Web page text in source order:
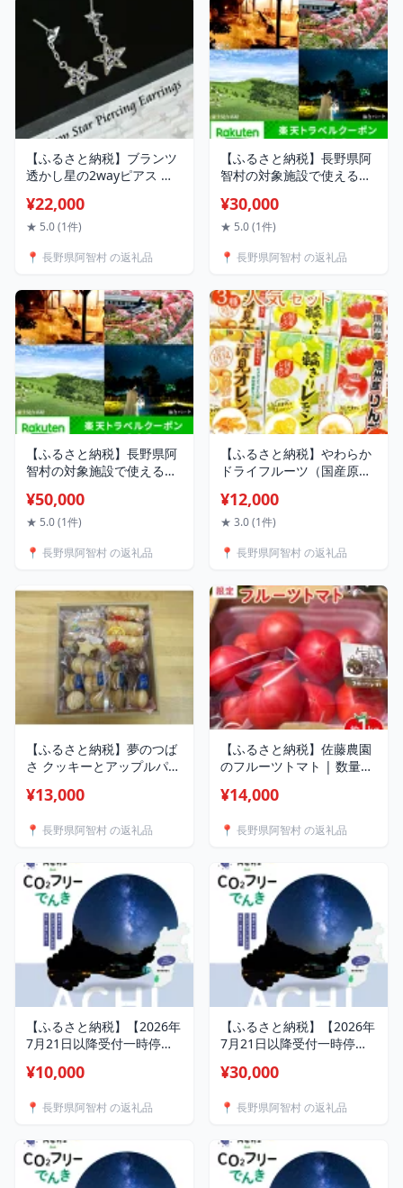
【ふるさと納税】ブランツ
透かし星の2wayピアス ｜
途 star 唐草 透かし 耳飾り
宇宙 星空 誕生日 クリスマ
レゼントラッピング
¥22,000
★ 5.0 (1件)
📍 長野県阿智村 の返礼品
【ふるさと納税】長野県阿
智村の対象施設で使える楽
30,000円
¥30,000
★ 5.0 (1件)
📍 長野県阿智村 の返礼品
【ふるさと納税】長野県阿
智村の対象施設で使える楽
50,000円
¥50,000
★ 5.0 (1件)
📍 長野県阿智村 の返礼品
【ふるさと納税】やわらか
ドライフルーツ（国産原
×2袋 ｜ フルーツ お菓子 お
つまみ 果物 レモン リンゴ
信州
¥12,000
★ 3.0 (1件)
📍 長野県阿智村 の返礼品
【ふるさと納税】夢のつば
さ クッキーとアップルパイ
ップル 信州 長野
¥13,000
📍 長野県阿智村 の返礼品
【ふるさと納税】佐藤農園
のフルーツトマト | 数量限
料無料 信州 長野
¥14,000
📍 長野県阿智村 の返礼品
【ふるさと納税】【2026年
7月21日以降受付一時停止
でんき 10,000 円コース
件を必ずご確認ください）
め
¥10,000
📍 長野県阿智村 の返礼品
【ふるさと納税】【2026年
7月21日以降受付一時停止
でんき 30,000 円コース
件を必ずご確認ください）
め
¥30,000
📍 長野県阿智村 の返礼品